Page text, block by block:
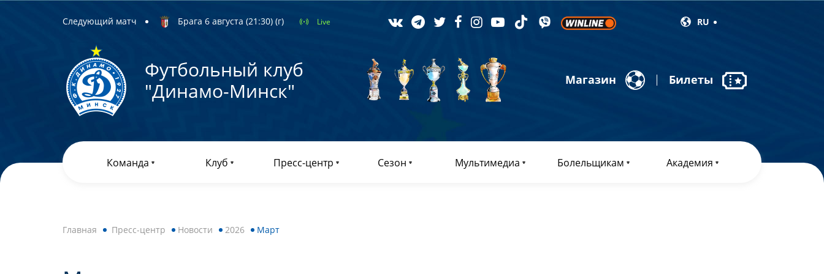
Следующий матч Брага 6 августа (21:30) (г) Live RU
Футбольный клуб
"Динамо-Минск"
Магазин Билеты
Команда Клуб Пресс-центр Сезон Мультимедиа Болельщикам Академия
Главная Пресс-центр Новости 2026 Март